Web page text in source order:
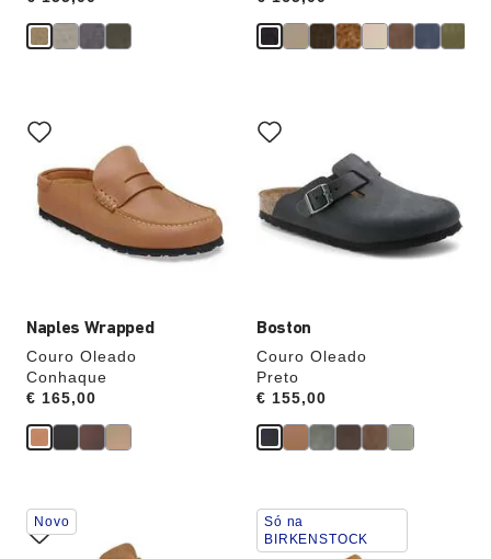
Naples Wrapped
Couro Oleado
Conhaque
Price:
€ 165,00
interação
com
cores
das
amostras
atualizará
produto
Boston
Couro Oleado
Preto
Price:
€ 155,00
interação
com
cores
das
amostras
atualizará
produto
A
interação
com
Novo
A
interação
com
Só na
BIRKENSTOCK